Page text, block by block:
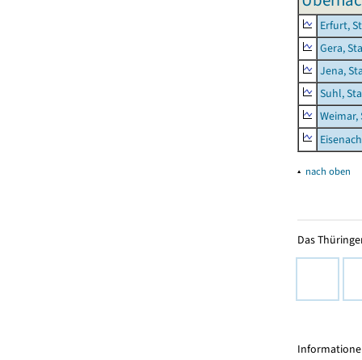
Erfurt,
Gera,
Jena,
Suhl,
Weimar,
▴ nach oben
Das